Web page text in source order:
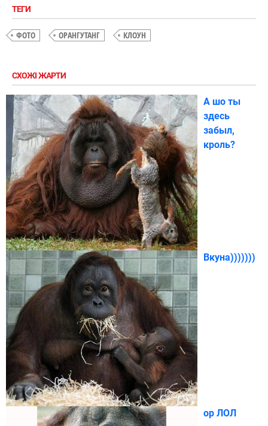
ТЕГИ
ФОТО ОРАНГУТАНГ КЛОУН
СХОЖІ ЖАРТИ
А шо ты
здесь
забыл,
кроль?
Вкуна)))))))
ор ЛОЛ